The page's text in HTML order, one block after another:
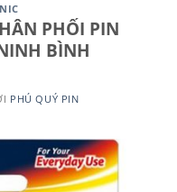
PHỐI PIN
BÌNH
PHÚ QUÝ PIN